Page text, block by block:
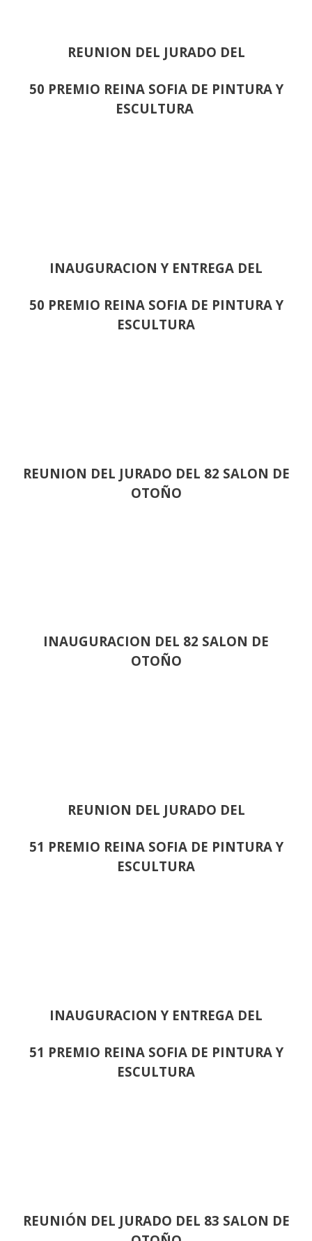
REUNION DEL JURADO DEL
50 PREMIO REINA SOFIA DE PINTURA Y
ESCULTURA
INAUGURACION Y ENTREGA DEL
50 PREMIO REINA SOFIA DE PINTURA Y
ESCULTURA
REUNION DEL JURADO DEL 82 SALON DE
OTOÑO
INAUGURACION DEL 82 SALON DE
OTOÑO
REUNION DEL JURADO DEL
51 PREMIO REINA SOFIA DE PINTURA Y
ESCULTURA
INAUGURACION Y ENTREGA DEL
51 PREMIO REINA SOFIA DE PINTURA Y
ESCULTURA
REUNIÓN DEL JURADO DEL 83 SALON DE